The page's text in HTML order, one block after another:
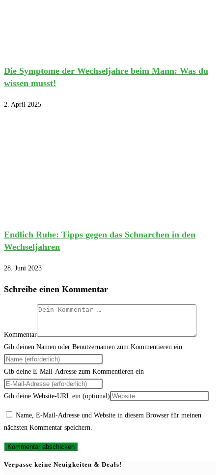
Die Symptome der Wechseljahre beim Mann: Was du
wissen musst!
2. April 2025
Endlich Ruhe: Tipps gegen das Schnarchen in den
Wechseljahren
28. Juni 2023
Schreibe einen Kommentar
Kommentar
Gib deinen Namen oder Benutzernamen zum Kommentieren ein
Gib deine E-Mail-Adresse zum Kommentieren ein
Gib deine Website-URL ein (optional)
Name, E-Mail-Adresse und Website in diesem Browser für meinen
nächsten Kommentar speichern.
Verpasse keine Neuigkeiten & Deals!